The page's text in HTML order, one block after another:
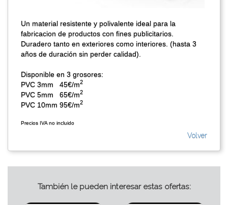
Un material resistente y polivalente ideal para la
fabricacion de productos con fines publicitarios.
Duradero tanto en exteriores como interiores. (hasta 3
años de duración sin perder calidad).
Disponible en 3 grosores:
PVC 3mm
45€/m2
PVC 5mm 65€/m2
PVC 10mm 95€/m2
Precios IVA no incluido
Volver
También le pueden interesar estas ofertas: